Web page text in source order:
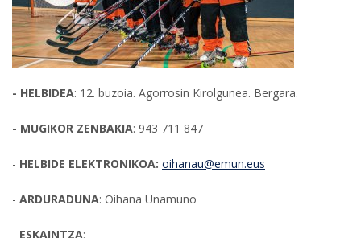
- HELBIDEA: 12. buzoia. Agorrosin Kirolgunea. Bergara.
- MUGIKOR ZENBAKIA: 943 711 847
- HELBIDE ELEKTRONIKOA: oihanau@emun.eus
- ARDURADUNA: Oihana Unamuno
- ESKAINTZA: